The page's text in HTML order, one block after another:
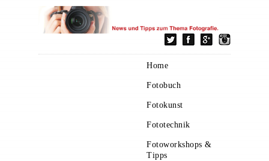
Home
Fotobuch
Fotokunst
Fototechnik
Fotoworkshops &
Tipps